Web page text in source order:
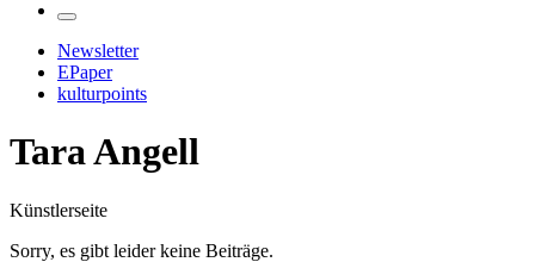
Newsletter
EPaper
kulturpoints
Tara Angell
Künstlerseite
Sorry, es gibt leider keine Beiträge.